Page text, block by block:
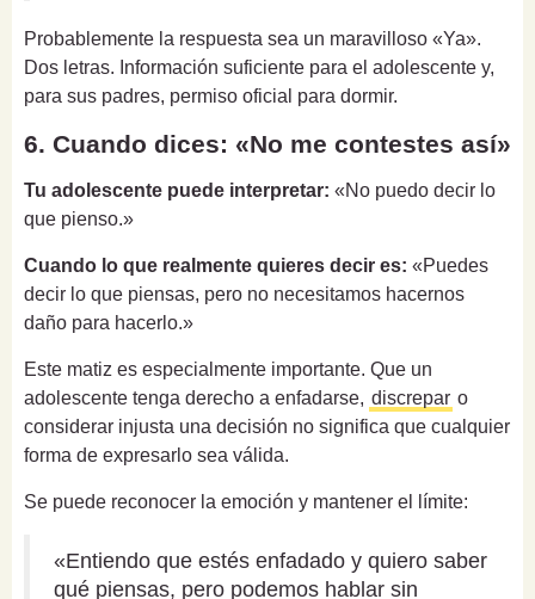
Probablemente la respuesta sea un maravilloso «Ya».
Dos letras. Información suficiente para el adolescente y,
para sus padres, permiso oficial para dormir.
6. Cuando dices: «No me contestes así»
Tu adolescente puede interpretar: «No puedo decir lo
que pienso.»
Cuando lo que realmente quieres decir es: «Puedes
decir lo que piensas, pero no necesitamos hacernos
daño para hacerlo.»
Este matiz es especialmente importante. Que un
adolescente tenga derecho a enfadarse, discrepar o
considerar injusta una decisión no significa que cualquier
forma de expresarlo sea válida.
Se puede reconocer la emoción y mantener el límite:
«Entiendo que estés enfadado y quiero saber
qué piensas, pero podemos hablar sin